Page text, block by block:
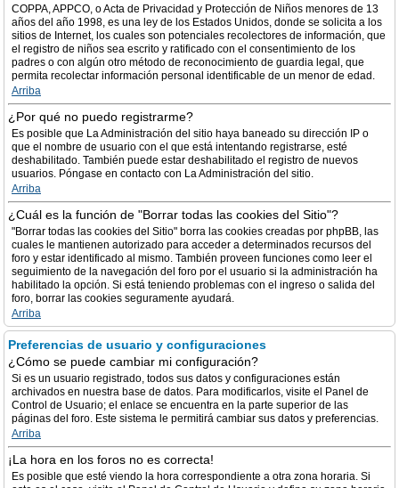
COPPA, APPCO, o Acta de Privacidad y Protección de Niños menores de 13
años del año 1998, es una ley de los Estados Unidos, donde se solicita a los
sitios de Internet, los cuales son potenciales recolectores de información, que
el registro de niños sea escrito y ratificado con el consentimiento de los
padres o con algún otro método de reconocimiento de guardia legal, que
permita recolectar información personal identificable de un menor de edad.
Arriba
¿Por qué no puedo registrarme?
Es posible que La Administración del sitio haya baneado su dirección IP o
que el nombre de usuario con el que está intentando registrarse, esté
deshabilitado. También puede estar deshabilitado el registro de nuevos
usuarios. Póngase en contacto con La Administración del sitio.
Arriba
¿Cuál es la función de "Borrar todas las cookies del Sitio"?
"Borrar todas las cookies del Sitio" borra las cookies creadas por phpBB, las
cuales le mantienen autorizado para acceder a determinados recursos del
foro y estar identificado al mismo. También proveen funciones como leer el
seguimiento de la navegación del foro por el usuario si la administración ha
habilitado la opción. Si está teniendo problemas con el ingreso o salida del
foro, borrar las cookies seguramente ayudará.
Arriba
Preferencias de usuario y configuraciones
¿Cómo se puede cambiar mi configuración?
Si es un usuario registrado, todos sus datos y configuraciones están
archivados en nuestra base de datos. Para modificarlos, visite el Panel de
Control de Usuario; el enlace se encuentra en la parte superior de las
páginas del foro. Este sistema le permitirá cambiar sus datos y preferencias.
Arriba
¡La hora en los foros no es correcta!
Es posible que esté viendo la hora correspondiente a otra zona horaria. Si